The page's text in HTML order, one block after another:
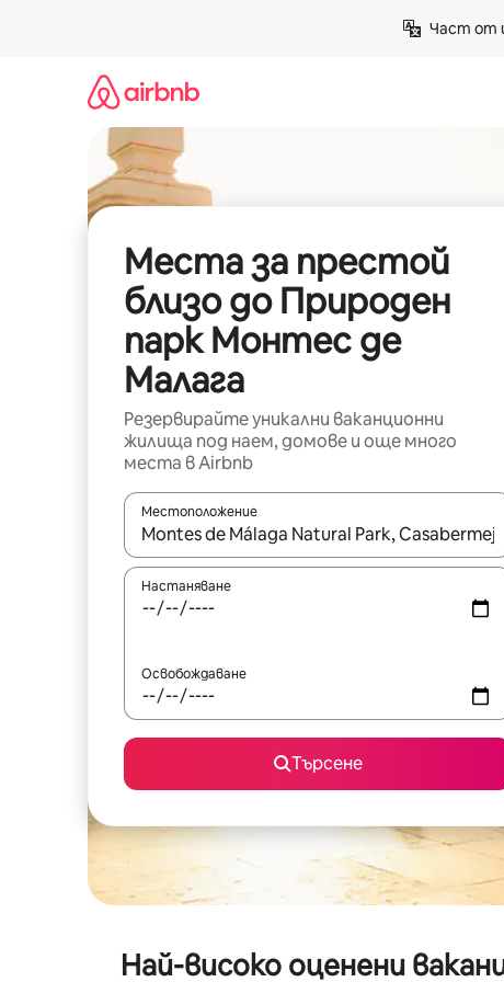
Част от
Места за престой
близо до Природен
парк Монтес де
Малага
Резервирайте уникални ваканционни
жилища под наем, домове и още много
места в Airbnb
Местоположение
Когато резултатите се покажат,
Настаняване
Освобождаване
Търсене
Най-високо оценени